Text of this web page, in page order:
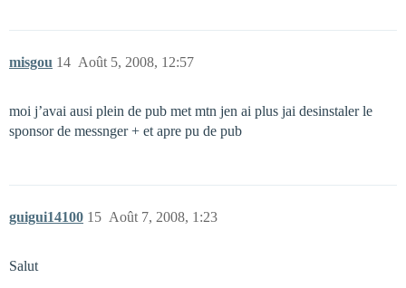
misgou Août 5, 2008, 12:57
14
moi j’avai ausi plein de pub met mtn jen ai plus jai desinstaler le
sponsor de messnger + et apre pu de pub
guigui14100 Août 7, 2008, 1:23
15
Salut